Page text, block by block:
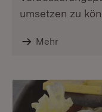
umsetzen zu
Mehr